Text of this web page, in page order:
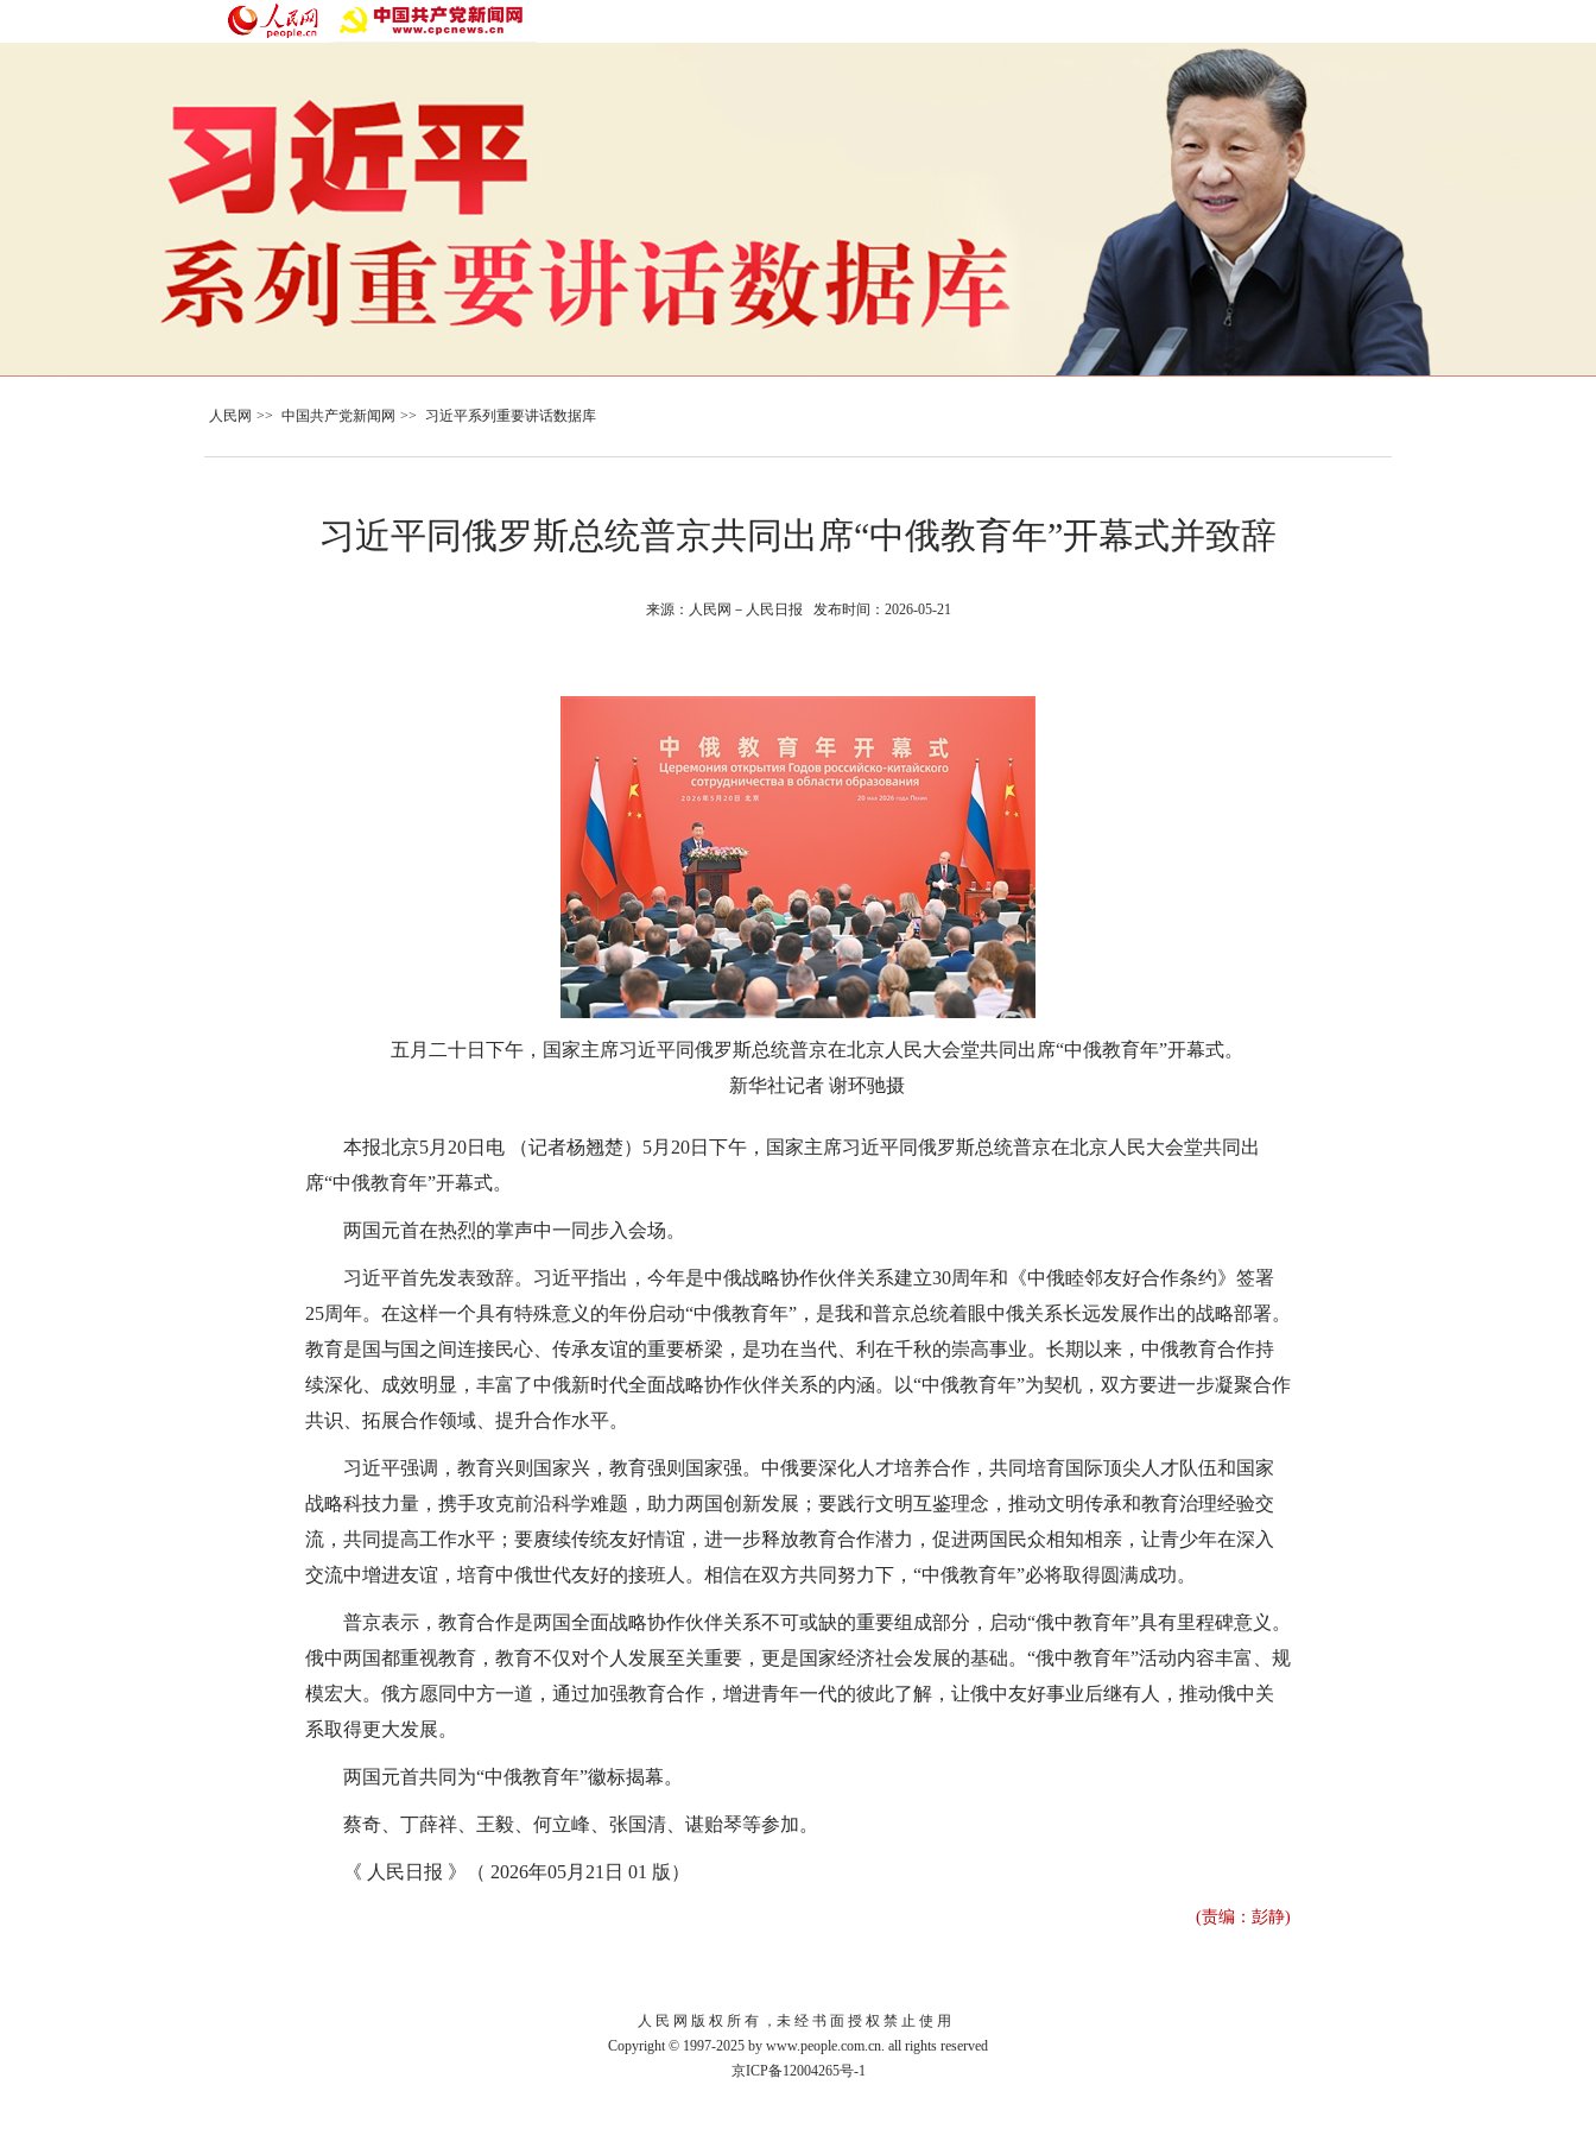
人民网 >> 中国共产党新闻网 >> 习近平系列重要讲话数据库
习近平同俄罗斯总统普京共同出席“中俄教育年”开幕式并致辞
来源：人民网－人民日报 发布时间：2026-05-21
五月二十日下午，国家主席习近平同俄罗斯总统普京在北京人民大会堂共同出席“中俄教育年”开幕式。
新华社记者 谢环驰摄
本报北京5月20日电 （记者杨翘楚）5月20日下午，国家主席习近平同俄罗斯总统普京在北京人民大会堂共同出
席“中俄教育年”开幕式。
两国元首在热烈的掌声中一同步入会场。
习近平首先发表致辞。习近平指出，今年是中俄战略协作伙伴关系建立30周年和《中俄睦邻友好合作条约》签署
25周年。在这样一个具有特殊意义的年份启动“中俄教育年”，是我和普京总统着眼中俄关系长远发展作出的战略部署。
教育是国与国之间连接民心、传承友谊的重要桥梁，是功在当代、利在千秋的崇高事业。长期以来，中俄教育合作持
续深化、成效明显，丰富了中俄新时代全面战略协作伙伴关系的内涵。以“中俄教育年”为契机，双方要进一步凝聚合作
共识、拓展合作领域、提升合作水平。
习近平强调，教育兴则国家兴，教育强则国家强。中俄要深化人才培养合作，共同培育国际顶尖人才队伍和国家
战略科技力量，携手攻克前沿科学难题，助力两国创新发展；要践行文明互鉴理念，推动文明传承和教育治理经验交
流，共同提高工作水平；要赓续传统友好情谊，进一步释放教育合作潜力，促进两国民众相知相亲，让青少年在深入
交流中增进友谊，培育中俄世代友好的接班人。相信在双方共同努力下，“中俄教育年”必将取得圆满成功。
普京表示，教育合作是两国全面战略协作伙伴关系不可或缺的重要组成部分，启动“俄中教育年”具有里程碑意义。
俄中两国都重视教育，教育不仅对个人发展至关重要，更是国家经济社会发展的基础。“俄中教育年”活动内容丰富、规
模宏大。俄方愿同中方一道，通过加强教育合作，增进青年一代的彼此了解，让俄中友好事业后继有人，推动俄中关
系取得更大发展。
两国元首共同为“中俄教育年”徽标揭幕。
蔡奇、丁薛祥、王毅、何立峰、张国清、谌贻琴等参加。
《 人民日报 》（ 2026年05月21日 01 版）
(责编：彭静)
人 民 网 版 权 所 有 ，未 经 书 面 授 权 禁 止 使 用
Copyright © 1997-2025 by www.people.com.cn. all rights reserved
京ICP备12004265号-1